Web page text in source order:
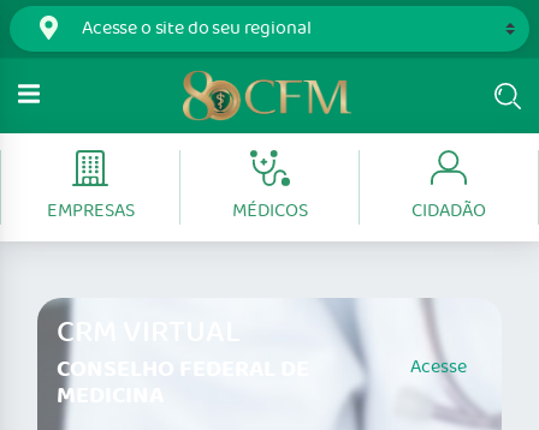
EMPRESAS MÉDICOS CIDADÃO
CRM VIRTUAL
CONSELHO FEDERAL DE
MEDICINA
Acesse